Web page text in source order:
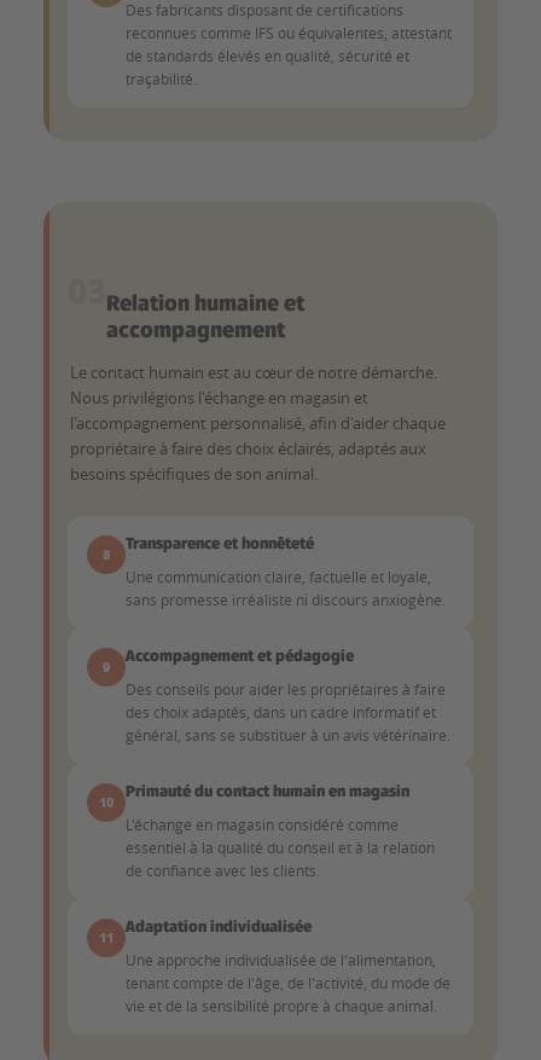
Des fabricants disposant de certifications
reconnues comme IFS ou équivalentes, attestant
de standards élevés en qualité, sécurité et
traçabilité.
Relation humaine et
accompagnement
Le contact humain est au cœur de notre démarche.
Nous privilégions l'échange en magasin et
l'accompagnement personnalisé, afin d'aider chaque
propriétaire à faire des choix éclairés, adaptés aux
besoins spécifiques de son animal.
8 Transparence et honnêteté
Une communication claire, factuelle et loyale,
sans promesse irréaliste ni discours anxiogène.
9 Accompagnement et pédagogie
Des conseils pour aider les propriétaires à faire
des choix adaptés, dans un cadre informatif et
général, sans se substituer à un avis vétérinaire.
10 Primauté du contact humain en magasin
L'échange en magasin considéré comme
essentiel à la qualité du conseil et à la relation
de confiance avec les clients.
11 Adaptation individualisée
Une approche individualisée de l'alimentation,
tenant compte de l'âge, de l'activité, du mode de
vie et de la sensibilité propre à chaque animal.